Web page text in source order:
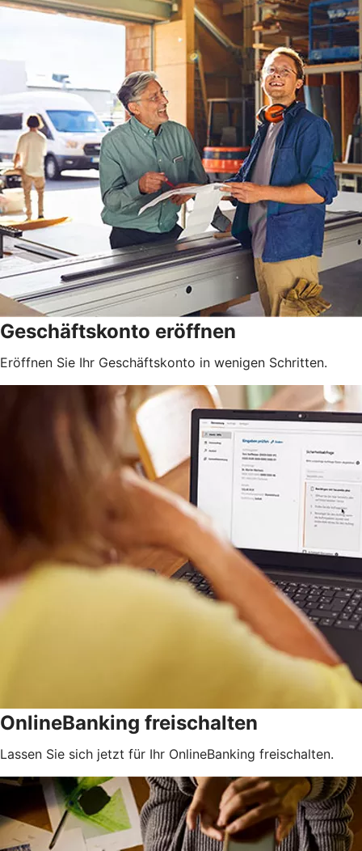
Geschäftskonto eröffnen
Eröffnen Sie Ihr Geschäftskonto in wenigen Schritten.
OnlineBanking freischalten
Lassen Sie sich jetzt für Ihr OnlineBanking freischalten.